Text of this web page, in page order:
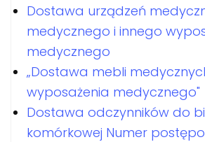
Dostawa urządzeń
medycznego i innego
medycznego
„Dostawa mebli
wyposażenia medycznego"
Dostawa odczynników do
komórkowej Numer